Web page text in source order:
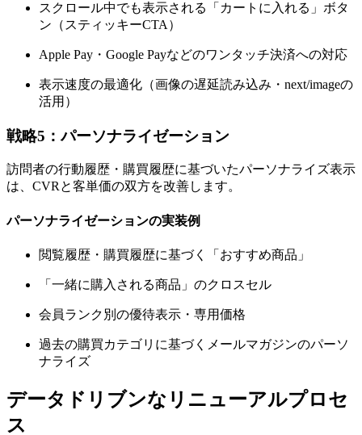
スクロール中でも表示される「カートに入れる」ボタ
ン（スティッキーCTA）
Apple Pay・Google Payなどのワンタッチ決済への対応
表示速度の最適化（画像の遅延読み込み・next/imageの
活用）
戦略5：パーソナライゼーション
訪問者の行動履歴・購買履歴に基づいたパーソナライズ表示
は、CVRと客単価の双方を改善します。
パーソナライゼーションの実装例
閲覧履歴・購買履歴に基づく「おすすめ商品」
「一緒に購入される商品」のクロスセル
会員ランク別の優待表示・専用価格
過去の購買カテゴリに基づくメールマガジンのパーソ
ナライズ
データドリブンなリニューアルプロセ
ス